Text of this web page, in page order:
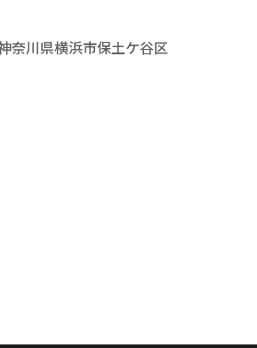
奈川県横浜市保土ケ谷区